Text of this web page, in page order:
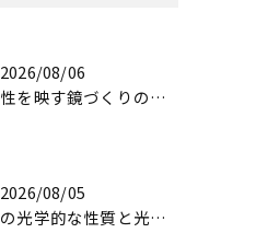
2026/08/06
個性を映す鏡づくりの販売戦略とは
2026/08/05
鏡の光学的な性質と光の進み方を誰でもわかる解説